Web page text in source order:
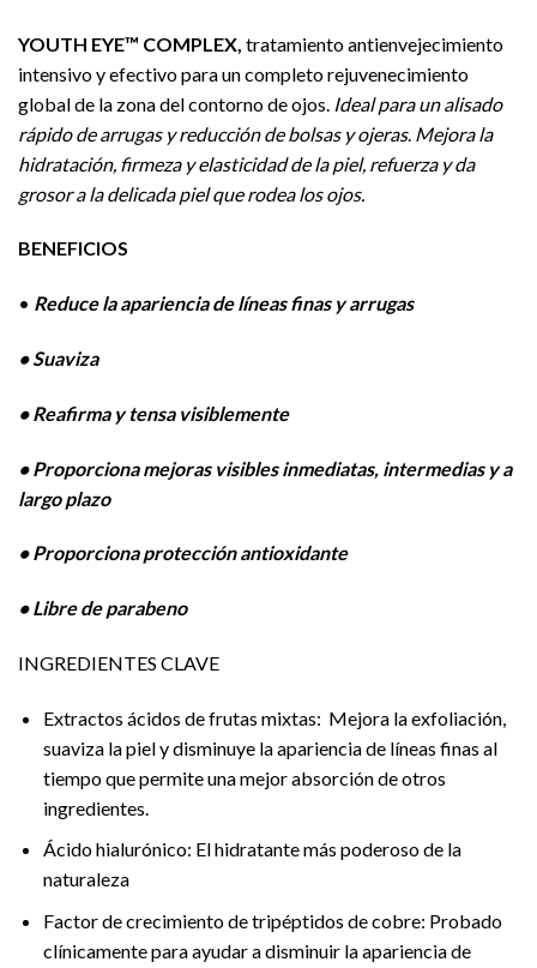
YOUTH EYE™ COMPLEX, tratamiento antienvejecimiento
intensivo y efectivo para un completo rejuvenecimiento
global de la zona del contorno de ojos. Ideal para un alisado
rápido de arrugas y reducción de bolsas y ojeras. Mejora la
hidratación, firmeza y elasticidad de la piel, refuerza y da
grosor a la delicada piel que rodea los ojos.
BENEFICIOS
• Reduce la apariencia de líneas finas y arrugas
• Suaviza
• Reafirma y tensa visiblemente
• Proporciona mejoras visibles inmediatas, intermedias y a
largo plazo
• Proporciona protección antioxidante
• Libre de parabeno
INGREDIENTES CLAVE
Extractos ácidos de frutas mixtas: Mejora la exfoliación,
suaviza la piel y disminuye la apariencia de líneas finas al
tiempo que permite una mejor absorción de otros
ingredientes.
Ácido hialurónico: El hidratante más poderoso de la
naturaleza
Factor de crecimiento de tripéptidos de cobre: Probado
clínicamente para ayudar a disminuir la apariencia de